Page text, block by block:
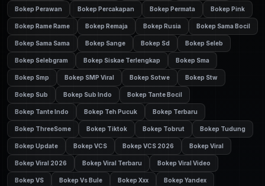
Bokep Perawan Bokep Percakapan Bokep Permata Bokep Pink
Bokep Rame Rame Bokep Remaja Bokep Rusia Bokep Sama Bocil
Bokep Sama Sama Bokep Sange Bokep Sd Bokep Seleb
Bokep Selebgram Bokep Siskae Terlengkap Bokep Sma
Bokep Smp Bokep SMP Viral Bokep Sotwe Bokep Stw
Bokep Sub Bokep Sub Indo Bokep Tante Bocil
Bokep Tante Indo Bokep Teh Pucuk Bokep Terbaru
Bokep ThreeSome Bokep Tiktok Bokep Tobrut Bokep Tudung
Bokep Update Bokep VCS Bokep VCS 2026 Bokep Viral
Bokep Viral 2026 Bokep Viral Terbaru Bokep Viral Video
Bokep VS Bokep Vs Bule Bokep Xxx Bokep Yandex